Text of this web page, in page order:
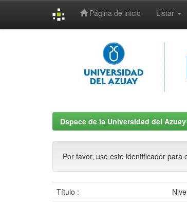
Página de inicio Listar
Dspace de la Universidad del Azuay
Por favor, use este identificador para
Título :